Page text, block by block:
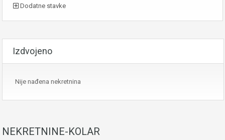
Dodatne stavke
Izdvojeno
Nije nađena nekretnina
NEKRETNINE-KOLAR